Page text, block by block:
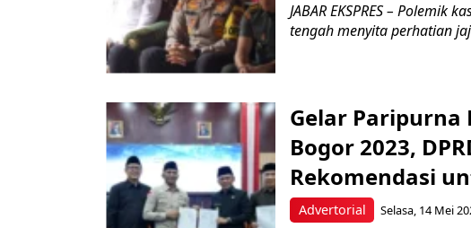
JABAR EKSPRES –
tengah menyita perhatian
Advertorial
Gelar Paripurna
Bogor 2023,
Rekomendasi
Selasa, 14 Mei